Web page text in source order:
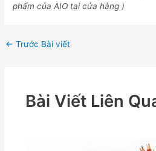
phẩm của AIO tại cửa hàng )
← Trước Bài viết
Bài Viết Liên